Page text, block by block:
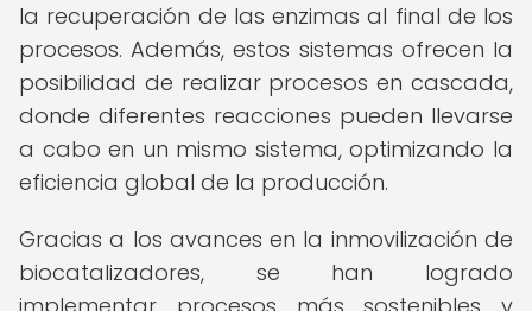
la recuperación de las enzimas al final de los
procesos. Además, estos sistemas ofrecen la
posibilidad de realizar procesos en cascada,
donde diferentes reacciones pueden llevarse
a cabo en un mismo sistema, optimizando la
eficiencia global de la producción.
Gracias a los avances en la inmovilización de
biocatalizadores, se han logrado